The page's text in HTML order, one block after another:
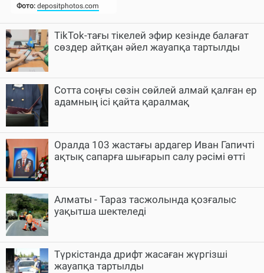
TikTok-тағы тікелей эфир кезінде балағат
сөздер айтқан әйел жауапқа тартылды
Cотта соңғы сөзін сөйлей алмай қалған ер
адамның ісі қайта қаралмақ
Оралда 103 жастағы ардагер Иван Гапичті
ақтық сапарға шығарып салу рәсімі өтті
Алматы - Тараз тасжолында қозғалыс
уақытша шектеледі
Түркістанда дрифт жасаған жүргізші
жауапқа тартылды